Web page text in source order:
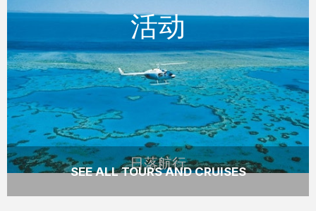
日落航行
活动
航行中看到太阳降下地平线，并欣赏星星出现
在夜空中。
READ MORE
SEE ALL TOURS AND CRUISES